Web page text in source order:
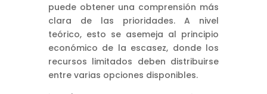
puede obtener una comprensión más
clara de las prioridades. A nivel
teórico, esto se asemeja al principio
económico de la escasez, donde los
recursos limitados deben distribuirse
entre varias opciones disponibles.